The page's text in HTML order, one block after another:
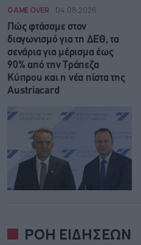
GAME OVER 04.08.2026
Πώς φτάσαμε στον
διαγωνισμό για τη ΔΕΘ, τα
σενάρια για μέρισμα έως
90% από την Τράπεζα
Κύπρου και η νέα πίστα της
Austriacard
ΡΟΗ ΕΙΔΗΣΕΩΝ